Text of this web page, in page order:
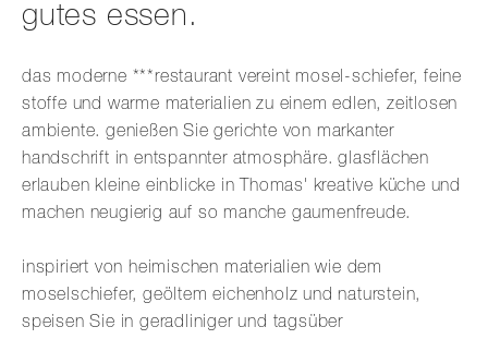
gutes essen.
das moderne ***restaurant vereint mosel-schiefer, feine
stoffe und warme materialien zu einem edlen, zeitlosen
ambiente. genießen Sie gerichte von markanter
handschrift in entspannter atmosphäre. glasflächen
erlauben kleine einblicke in Thomas' kreative küche und
machen neugierig auf so manche gaumenfreude.
inspiriert von heimischen materialien wie dem
moselschiefer, geöltem eichenholz und naturstein,
speisen Sie in geradliniger und tagsüber